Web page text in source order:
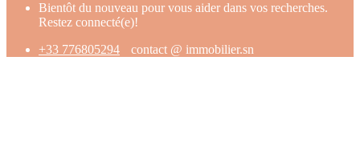
Bientôt du nouveau pour vous aider dans vos recherches.
Restez connecté(e)!
+33 776805294
contact @ immobilier.sn